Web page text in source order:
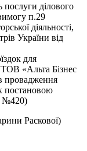
послуги ділового
п.29
діяльності,
України від
для
ТОВ «Альта Бізнес
провадження
постановою
№420)
Раскової)